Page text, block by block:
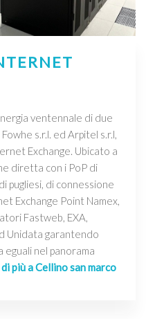
ventennale di due
s.r.l. ed Arpitel s.r.l,
Exchange. Ubicato a
diretta con i PoP di
pugliesi, di connessione
Exchange Point Namex,
Fastweb, EXA,
Unidata garantendo
nel panorama
più a Cellino san marco